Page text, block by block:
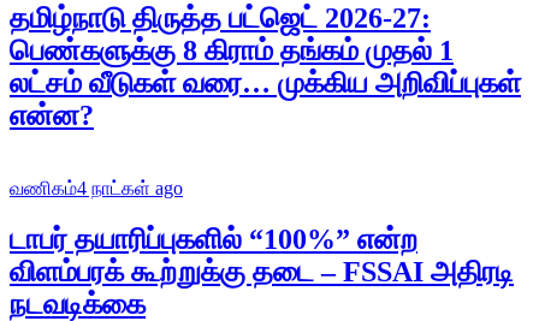
தமிழ்நாடு திருத்த பட்ஜெட் 2026-27:
பெண்களுக்கு 8 கிராம் தங்கம் முதல் 1
லட்சம் வீடுகள் வரை… முக்கிய அறிவிப்புகள்
என்ன?
வணிகம்4 நாட்கள் ago
டாபர் தயாரிப்புகளில் “100%” என்ற
விளம்பரக் கூற்றுக்கு தடை – FSSAI அதிரடி
நடவடிக்கை